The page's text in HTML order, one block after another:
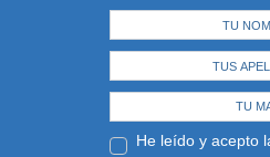
He leído y acepto